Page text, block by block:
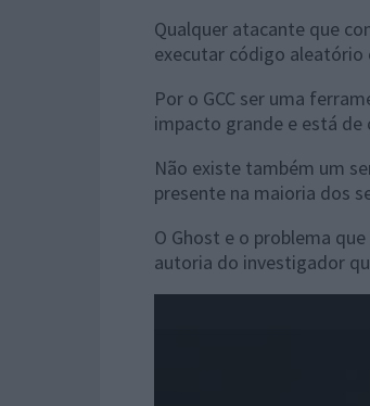
Qualquer atacante que
executar código aleatório
Por o GCC ser uma
impacto grande e está
Não existe também um
presente na maioria dos
O Ghost e o problema
autoria do investigador